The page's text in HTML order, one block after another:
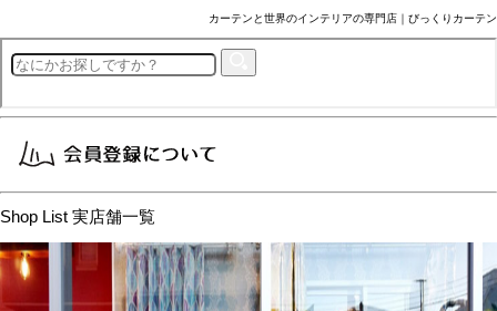
カーテンと世界のインテリアの専門店｜びっくりカーテン
Shop List 実店舗一覧